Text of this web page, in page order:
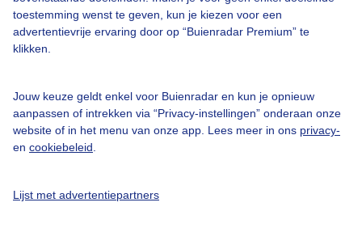
toestemming wenst te geven, kun je kiezen voor een
advertentievrije ervaring door op “Buienradar Premium” te
klikken.
Jouw keuze geldt enkel voor Buienradar en kun je opnieuw
aanpassen of intrekken via “Privacy-instellingen” onderaan onze
website of in het menu van onze app. Lees meer in ons privacy-
en cookiebeleid
Lijst met advertentiepartners
Toegankelijkheid
Gebruikersvoorwaarden
Buienradar Team
Privacy beleid
Cookie beleid